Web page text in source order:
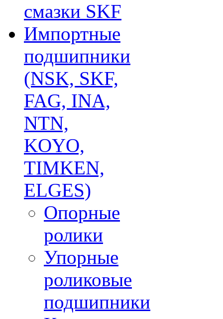
смазки SKF
Импортные
подшипники
(NSK, SKF,
FAG, INA,
NTN,
KOYO,
TIMKEN,
ELGES)
Опорные
ролики
Упорные
роликовые
подшипники